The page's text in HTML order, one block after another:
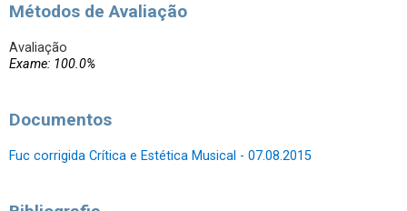
Métodos de Avaliação
Avaliação
Exame: 100.0%
Documentos
Fuc corrigida Crítica e Estética Musical - 07.08.2015